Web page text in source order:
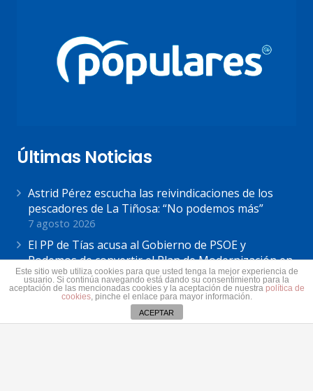
Últimas Noticias
Astrid Pérez escucha las reivindicaciones de los
pescadores de La Tiñosa: “No podemos más”
7 agosto 2026
El PP de Tías acusa al Gobierno de PSOE y
Podemos de convertir el Plan de Modernización en
«el mayor ejemplo de su incapacidad»
7 agosto 2026
Astrid Pérez: “Lanzarote y toda Canarias se
solidariza con Ceuta: España no puede seguir sin
Este sitio web utiliza cookies para que usted tenga la mejor experiencia de
usuario. Si continúa navegando está dando su consentimiento para la
aceptación de las mencionadas cookies y la aceptación de nuestra política de
cookies, pinche el enlace para mayor información.
ACEPTAR